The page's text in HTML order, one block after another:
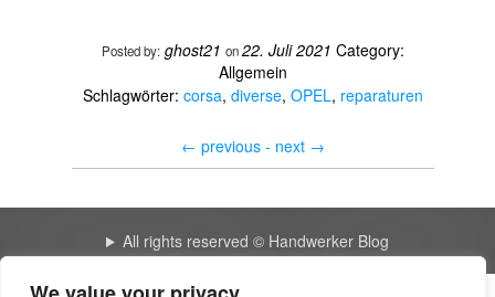
Posted by: ghost21 on22. Juli 2021 Category:
Allgemein
Schlagwörter: corsa, diverse, OPEL, reparaturen
← previous - next →
All rights reserved © Handwerker Blog